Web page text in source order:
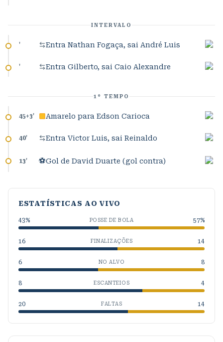
INTERVALO
' Entra Nathan Fogaça, sai André Luis
' Entra Gilberto, sai Caio Alexandre
1º TEMPO
45+3' Amarelo para Edson Carioca
40' Entra Victor Luis, sai Reinaldo
13' ⚽Gol de David Duarte (gol contra)
ESTATÍSTICAS AO VIVO
43% POSSE DE BOLA 57%
16 FINALIZAÇÕES 14
6 NO ALVO 8
8 ESCANTEIOS 4
20 FALTAS 14